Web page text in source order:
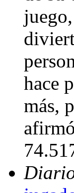
hace
más,